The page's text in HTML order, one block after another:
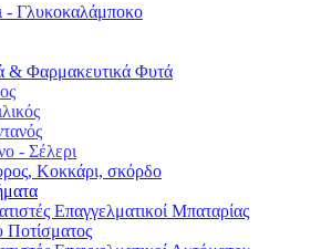
- Γλυκοκαλάμποκο
& Φαρμακευτικά Φυτά
- Σέλερι
Κοκκάρι, σκόρδο
Επαγγελματικοί Μπαταρίας
Ποτίσματος